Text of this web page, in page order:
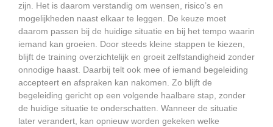
zijn. Het is daarom verstandig om wensen, risico’s en
mogelijkheden naast elkaar te leggen. De keuze moet
daarom passen bij de huidige situatie en bij het tempo waarin
iemand kan groeien. Door steeds kleine stappen te kiezen,
blijft de training overzichtelijk en groeit zelfstandigheid zonder
onnodige haast. Daarbij telt ook mee of iemand begeleiding
accepteert en afspraken kan nakomen. Zo blijft de
begeleiding gericht op een volgende haalbare stap, zonder
de huidige situatie te onderschatten. Wanneer de situatie
later verandert, kan opnieuw worden gekeken welke